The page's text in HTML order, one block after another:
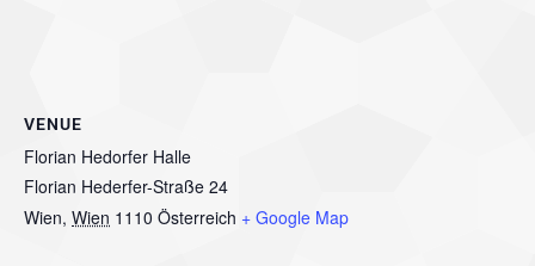
VENUE
Florian Hedorfer Halle
Florian Hederfer-Straße 24
Wien, Wien 1110 Österreich + Google Map